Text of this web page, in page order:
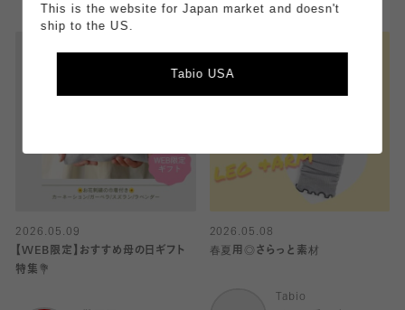
2026.05.09
【WEB限定】おすすめ母の日ギフト
特集💐
2026.05.08
春夏用◎さらっと素材
Tabio
This is the website for Japan market and doesn't
ship to the US.
Tabio USA